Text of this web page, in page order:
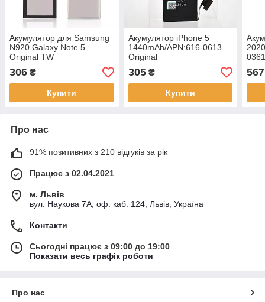
Акумулятор для Samsung
N920 Galaxy Note 5
Original TW
306 ₴
Купити
Акумулятор iPhone 5
1440mAh/APN:616-0613
Original
305₴
Купити
567
Про нас
91% позитивних з 210 відгуків за рік
Працює з 02.04.2021
м. Львів
вул. Наукова 7А, оф. каб. 124, Львів, Україна
Контакти
Сьогодні працює з 09:00 до 19:00
Показати весь графік роботи
Про нас